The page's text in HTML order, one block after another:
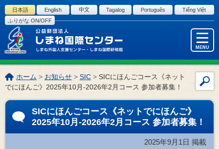
このページの本文へ
日本語 English 中文 Tagalog Português
Tiếng Việt
ふりがな ON/OFF
MENU
イ
索
こ
の
ペ
ホーム > お知らせ > SIC >SICにほんごコース《ネット
でにほんご》2025年10月-2026年2月コース 参加者募集！
SICにほんごコース《ネットでにほんご》
2025年10月-2026年2月コース 参加者募集！
2025年9月1日 掲載